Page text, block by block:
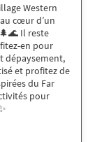
Western
cœur d’un
Il reste
en pour
dépaysement,
et profitez de
du Far
pour